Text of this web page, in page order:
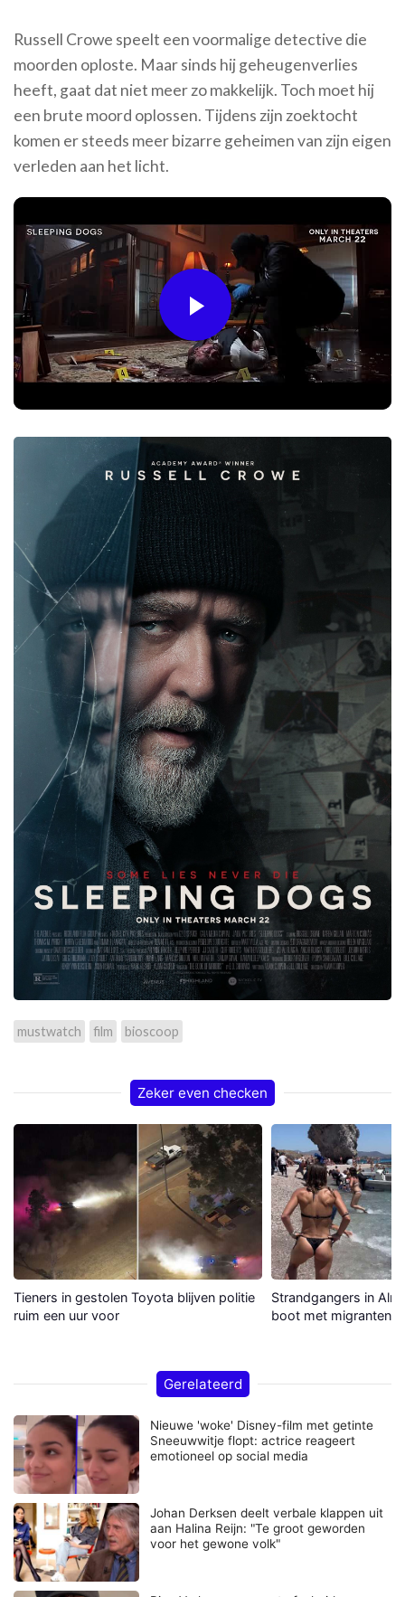
Russell Crowe speelt een voormalige detective die
moorden oploste. Maar sinds hij geheugenverlies
heeft, gaat dat niet meer zo makkelijk. Toch moet hij
een brute moord oplossen. Tijdens zijn zoektocht
komen er steeds meer bizarre geheimen van zijn eigen
verleden aan het licht.
Play
Video
mustwatch film bioscoop
Zeker even checken
Tieners in gestolen Toyota blijven politie
ruim een uur voor
Strandgangers in
boot met migranten
Gerelateerd
Nieuwe 'woke' Disney-film met getinte
Sneeuwwitje flopt: actrice reageert
emotioneel op social media
Johan Derksen deelt verbale klappen uit
aan Halina Reijn: "Te groot geworden
voor het gewone volk"